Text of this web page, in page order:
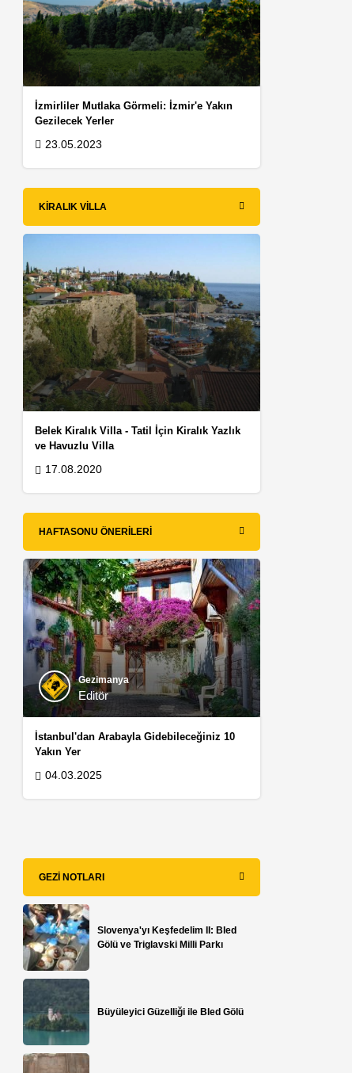
İzmirliler Mutlaka Görmeli: İzmir'e Yakın
Gezilecek Yerler
23.05.2023
KIRALIK VILLA
Belek Kiralık Villa - Tatil İçin Kiralık Yazlık
ve Havuzlu Villa
17.08.2020
HAFTASONU ÖNERILERI
Gezimanya
Editör
İstanbul'dan Arabayla Gidebileceğiniz 10
Yakın Yer
04.03.2025
GEZI NOTLARI
Slovenya'yı Keşfedelim II: Bled
Gölü ve Triglavski Milli Parkı
Büyüleyici Güzelliği ile Bled Gölü